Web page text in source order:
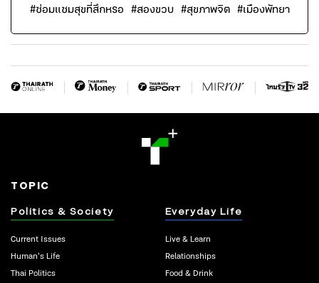
#ซ่อมแซมสุขที่สึกหรอ #สองขวบ #สุขภาพจิต #เมืองพัทยา
TOPIC
Politics & Society
Current Issues
Human’s Life
Thai Politics
Everyday Life
Live & Learn
Relationships
Food & Drink